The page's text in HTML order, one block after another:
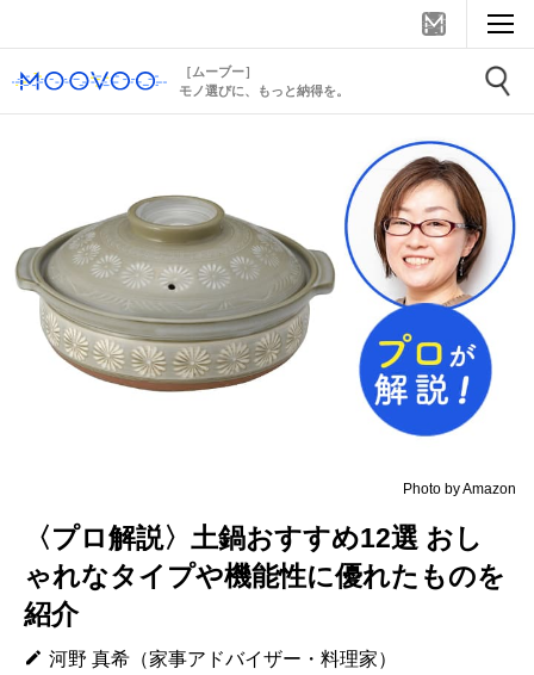
［ムーブー］
モノ選びに、もっと納得を。
Photo by Amazon
〈プロ解説〉土鍋おすすめ12選 おし
ゃれなタイプや機能性に優れたものを
紹介
河野 真希（家事アドバイザー・料理家）